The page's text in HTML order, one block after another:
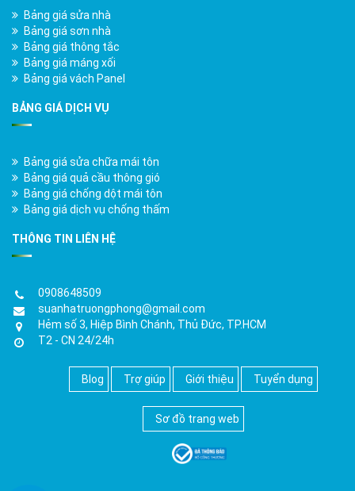
Bảng giá sửa nhà
Bảng giá sơn nhà
Bảng giá thông tắc
Bảng giá máng xối
Bảng giá vách Panel
BẢNG GIÁ DỊCH VỤ
Bảng giá sửa chữa mái tôn
Bảng giá quả cầu thông gió
Bảng giá chống dột mái tôn
Bảng giá dịch vụ chống thấm
THÔNG TIN LIÊN HỆ
0908648509
suanhatruongphong@gmail.com
Hẻm số 3, Hiệp Bình Chánh, Thủ Đức, TP.HCM
T2 - CN 24/24h
Blog Trợ giúp Giới thiệu Tuyển dụng
Sơ đồ trang web